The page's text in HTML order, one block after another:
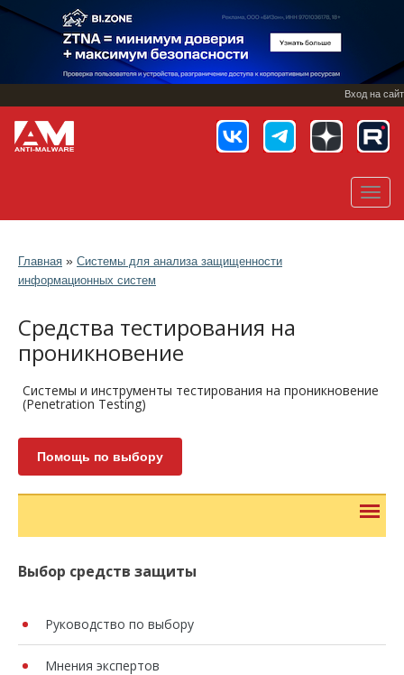
Перейти
основному
Вход на сайт
Главная » Системы для анализа защищенности
информационных систем
Средства тестирования на
проникновение
Системы и инструменты тестирования на проникновение
(Penetration Testing)
Помощь по выбору
Выбор средств защиты
Руководство по выбору
Мнения экспертов